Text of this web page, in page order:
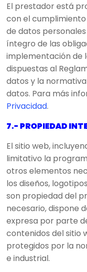
El prestador está
con el
de datos
íntegro de las
implementación de
dispuestas al
datos y la
datos. Para más
Privacidad.
7.- PROPIEDAD
El sitio web,
limitativo la
otros elementos
los diseños,
son propiedad del
necesario, dispone
expresa por parte
contenidos del sitio
protegidos por la
e industrial.